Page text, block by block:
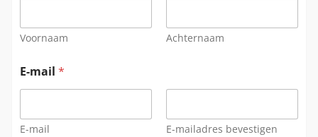
Voornaam Achternaam
E-mail *
E-mail E-mailadres bevestigen